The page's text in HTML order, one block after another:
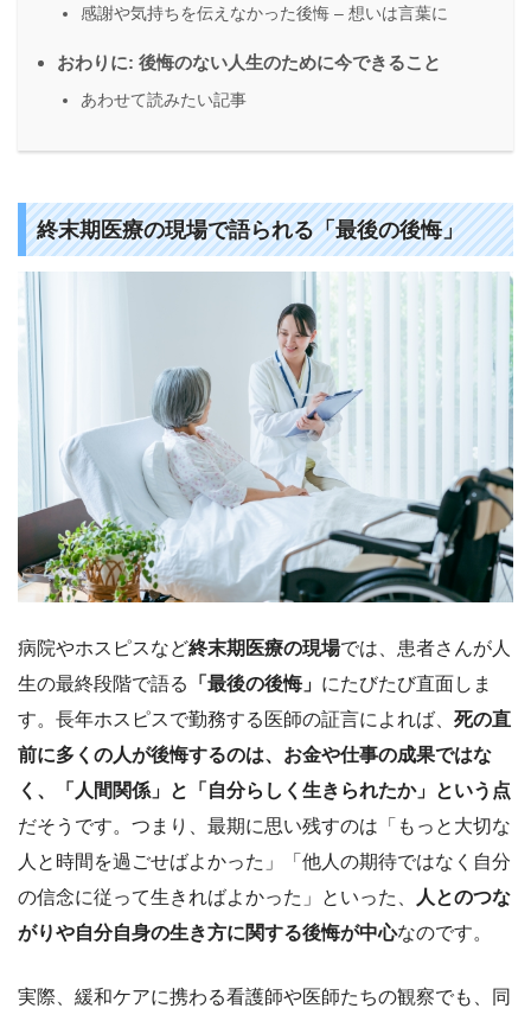
感謝や気持ちを伝えなかった後悔 – 想いは言葉に
おわりに: 後悔のない人生のために今できること
あわせて読みたい記事
終末期医療の現場で語られる「最後の後悔」
病院やホスピスなど終末期医療の現場では、患者さんが人
生の最終段階で語る
「最後の後悔」 にたびたび直面しま
す。長年ホスピスで勤務する医師の証言によれば、 死の直
前に多くの人が後悔するのは、お金や仕事の成果ではな
く、「人間関係」と「自分らしく生きられたか」という点
だそうです。つまり、最期に思い残すのは「もっと大切な
人と時間を過ごせばよかった」「他人の期待ではなく自分
の信念に従って生きればよかった」といった、
人とのつな
がりや自分自身の生き方に関する後悔が中心なのです。
実際、緩和ケアに携わる看護師や医師たちの観察でも、同